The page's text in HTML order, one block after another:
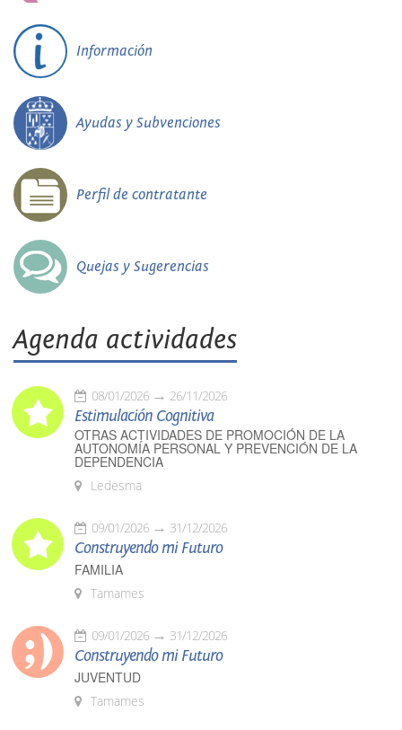
Información
Ayudas y Subvenciones
Perfil de contratante
Quejas y Sugerencias
Agenda actividades
08/01/2026 26/11/2026
Estimulación Cognitiva
OTRAS ACTIVIDADES DE PROMOCIÓN DE LA
AUTONOMÍA PERSONAL Y PREVENCIÓN DE LA
DEPENDENCIA
Ledesma
09/01/2026 31/12/2026
Construyendo mi Futuro
FAMILIA
Tamames
09/01/2026 31/12/2026
Construyendo mi Futuro
JUVENTUD
Tamames